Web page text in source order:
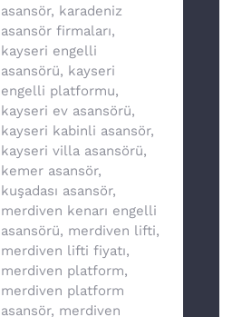
asansör, karadeniz
asansör firmaları,
kayseri engelli
asansörü, kayseri
engelli platformu,
kayseri ev asansörü,
kayseri kabinli asansör,
kayseri villa asansörü,
kemer asansör,
kuşadası asansör,
merdiven kenarı engelli
asansörü, merdiven lifti,
merdiven lifti fiyatı,
merdiven platform,
merdiven platform
asansör, merdiven